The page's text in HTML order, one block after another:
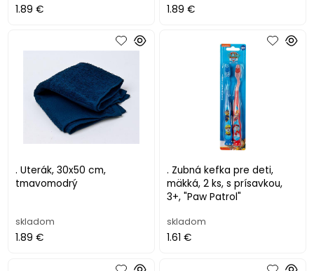
1.89 € 1.89 €
. Uterák, 30x50 cm,
tmavomodrý
skladom
1.89 €
. Zubná kefka pre deti,
mäkká, 2 ks, s prísavkou,
3+, "Paw Patrol"
skladom
1.61 €